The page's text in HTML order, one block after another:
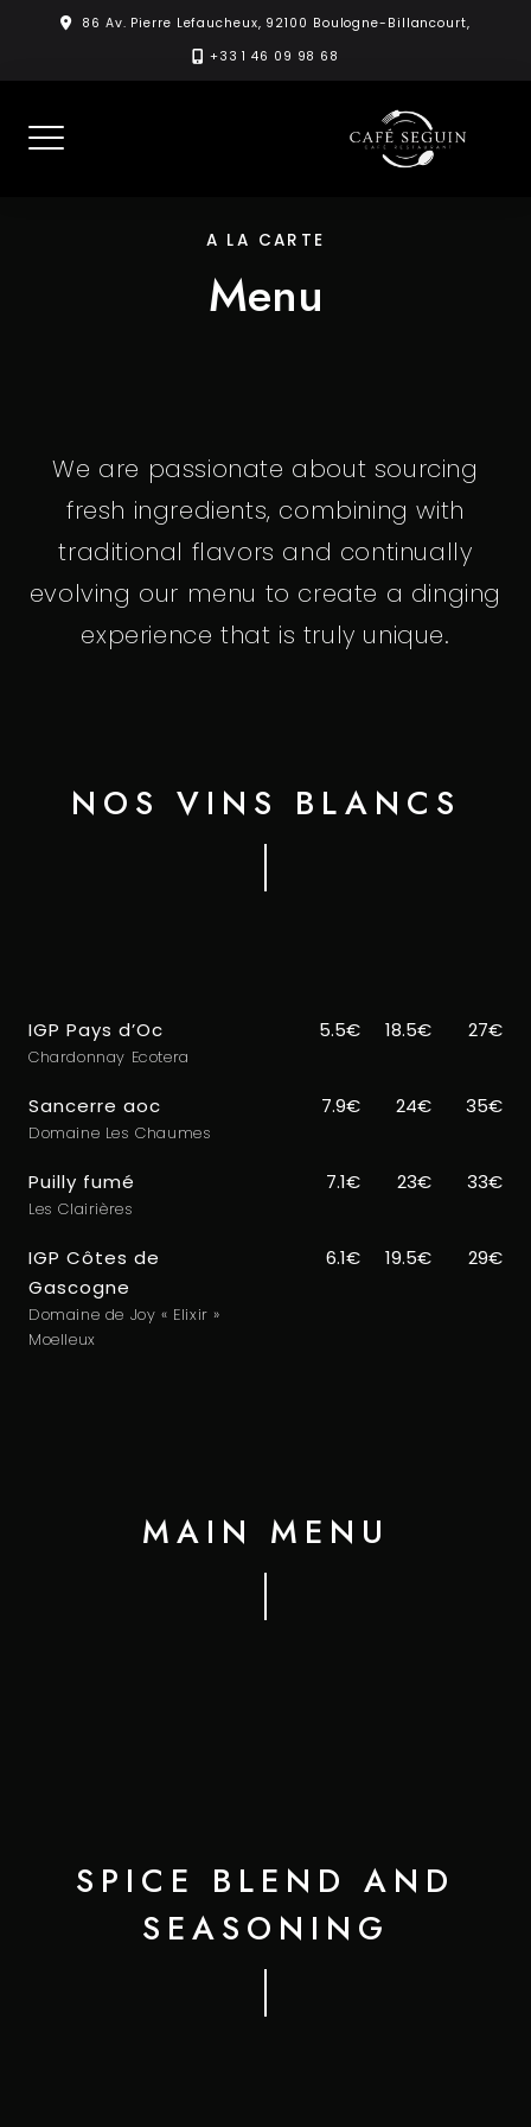
content
86 Av. Pierre Lefaucheux, 92100 Boulogne-Billancourt,
+33 1 46 09 98 68
A LA CARTE
Menu
We are passionate about sourcing
fresh ingredients, combining with
traditional flavors and continually
evolving our menu to create a dinging
experience that is truly unique.
NOS VINS BLANCS
IGP Pays d’Oc
Chardonnay Ecotera
5.5€ 18.5€ 27€
Sancerre aoc
Domaine Les Chaumes
7.9€ 24€ 35€
Puilly fumé
Les Clairières
7.1€ 23€ 33€
IGP Côtes de
Gascogne
Domaine de Joy « Elixir »
Moelleux
6.1€ 19.5€ 29€
MAIN MENU
SPICE BLEND AND
SEASONING